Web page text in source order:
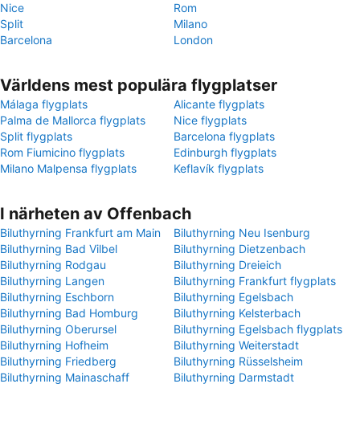
Nice
Rom
Split
Milano
Barcelona
London
Världens mest populära flygplatser
Málaga flygplats
Alicante flygplats
Palma de Mallorca flygplats
Nice flygplats
Split flygplats
Barcelona flygplats
Rom Fiumicino flygplats
Edinburgh flygplats
Milano Malpensa flygplats
Keflavík flygplats
I närheten av Offenbach
Biluthyrning Frankfurt am Main
Biluthyrning Neu Isenburg
Biluthyrning Bad Vilbel
Biluthyrning Dietzenbach
Biluthyrning Rodgau
Biluthyrning Dreieich
Biluthyrning Langen
Biluthyrning Frankfurt flygplats
Biluthyrning Eschborn
Biluthyrning Egelsbach
Biluthyrning Bad Homburg
Biluthyrning Kelsterbach
Biluthyrning Oberursel
Biluthyrning Egelsbach flygplats
Biluthyrning Hofheim
Biluthyrning Weiterstadt
Biluthyrning Friedberg
Biluthyrning Rüsselsheim
Biluthyrning Mainaschaff
Biluthyrning Darmstadt